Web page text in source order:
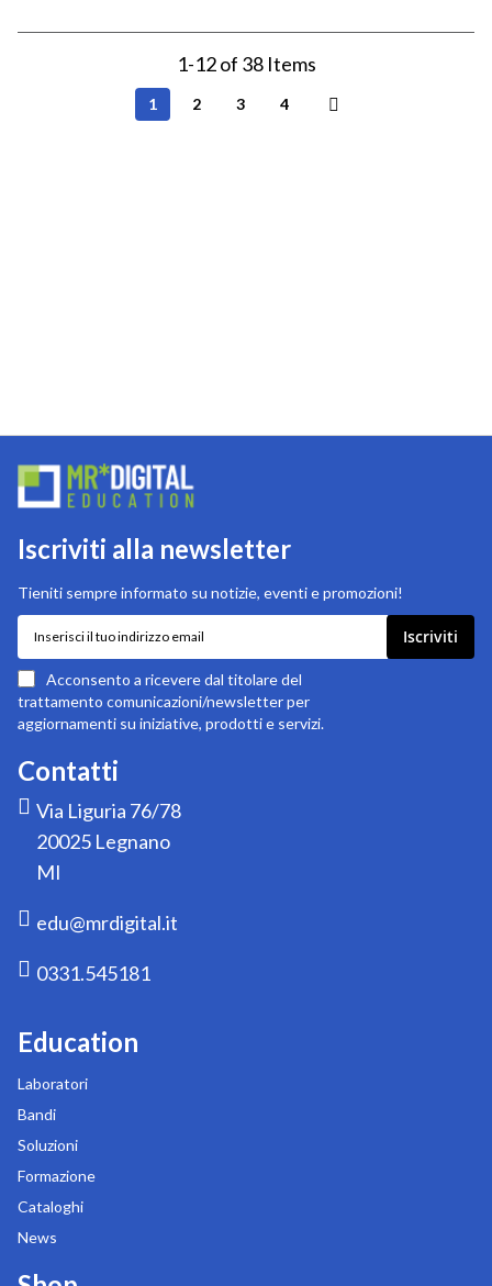
1-12of 38Items
Attualmente
stai
1 Pagina
2 Pagina
3 Pagina
4
Contatti
Via Liguria 76/78
20025 Legnano
MI
edu@mrdigital.it
0331.545181
Education
Laboratori
Bandi
Soluzioni
Formazione
Cataloghi
News
Iscriviti alla newsletter
Tieniti sempre informato su notizie, eventi e promozioni!
Iscriviti
alla
nostra
newsletter:
Iscriviti
Acconsento a ricevere dal titolare del
trattamento comunicazioni/newsletter per
aggiornamenti su iniziative, prodotti e servizi.